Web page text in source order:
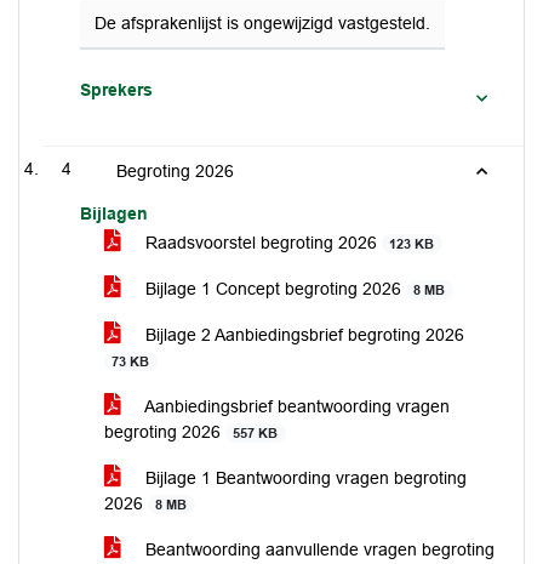
De afsprakenlijst is ongewijzigd vastgesteld.
Sprekers
4 Begroting 2026
Bijlagen
Raadsvoorstel begroting 2026
123 KB
Bijlage 1 Concept begroting 2026 8 MB
Bijlage 2 Aanbiedingsbrief begroting 2026
73 KB
Aanbiedingsbrief beantwoording vragen
begroting 2026
557 KB
Bijlage 1 Beantwoording vragen begroting
2026
8 MB
Beantwoording aanvullende vragen begroting